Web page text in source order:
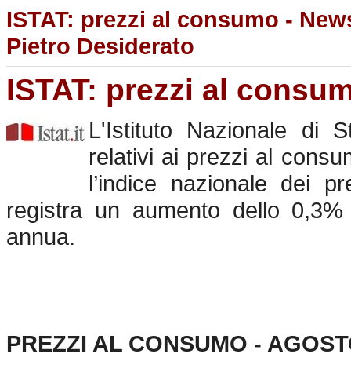
ISTAT: prezzi al consumo -
Pietro Desiderato
ISTAT: prezzi al
L'Istituto Nazionale di
relativi ai prezzi al
l’indice nazionale dei
registra un aumento dello
annua.
PREZZI AL CONSUMO -